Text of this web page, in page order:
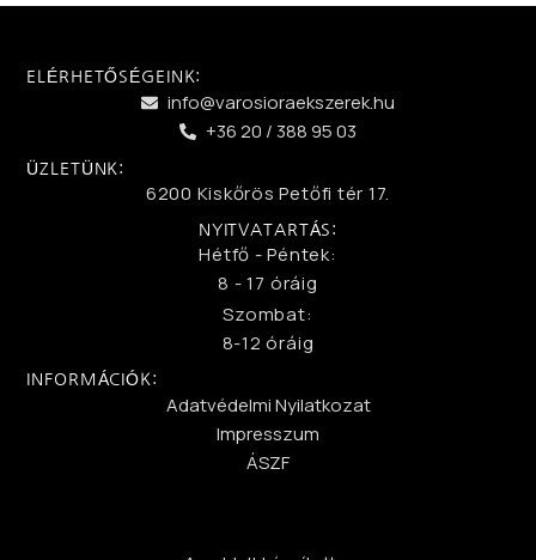
ELÉRHETŐSÉGEINK:
info@varosioraekszerek.hu
+36 20 / 388 95 03
ÜZLETÜNK:
6200 Kiskőrös Petőfi tér 17.
NYITVATARTÁS:
Hétfő - Péntek:
8 - 17 óráig
Szombat:
8-12 óráig
INFORMÁCIÓK:
Adatvédelmi Nyilatkozat
Impresszum
ÁSZF